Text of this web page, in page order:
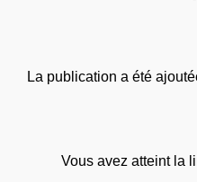
La publication a été
Vous avez atteint la